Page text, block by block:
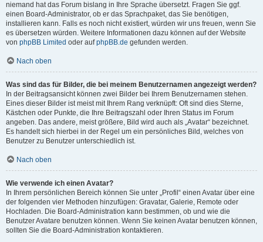
niemand hat das Forum bislang in Ihre Sprache übersetzt. Fragen Sie ggf.
einen Board-Administrator, ob er das Sprachpaket, das Sie benötigen,
installieren kann. Falls es noch nicht existiert, würden wir uns freuen, wenn Sie
es übersetzen würden. Weitere Informationen dazu können auf der Website
von phpBB Limited oder aufphpBB.de gefunden werden.
Nach oben
Was sind das für Bilder, die bei meinem Benutzernamen angezeigt werden?
In der Beitragsansicht können zwei Bilder bei Ihrem Benutzernamen stehen.
Eines dieser Bilder ist meist mit Ihrem Rang verknüpft: Oft sind dies Sterne,
Kästchen oder Punkte, die Ihre Beitragszahl oder Ihren Status im Forum
angeben. Das andere, meist größere, Bild wird auch als „Avatar“ bezeichnet.
Es handelt sich hierbei in der Regel um ein persönliches Bild, welches von
Benutzer zu Benutzer unterschiedlich ist.
Nach oben
Wie verwende ich einen Avatar?
In Ihrem persönlichen Bereich können Sie unter „Profil“ einen Avatar über eine
der folgenden vier Methoden hinzufügen: Gravatar, Galerie, Remote oder
Hochladen. Die Board-Administration kann bestimmen, ob und wie die
Benutzer Avatare benutzen können. Wenn Sie keinen Avatar benutzen können,
sollten Sie die Board-Administration kontaktieren.